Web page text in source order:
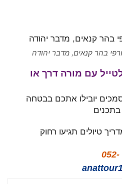
בהר קנאים, מדבר יהודה
עם מורה דרך או
יובילו אתכם בבטחה
בתכנים
טיולים תגיעו רחוק
להזמנת טיולים וימי כיף: 052-